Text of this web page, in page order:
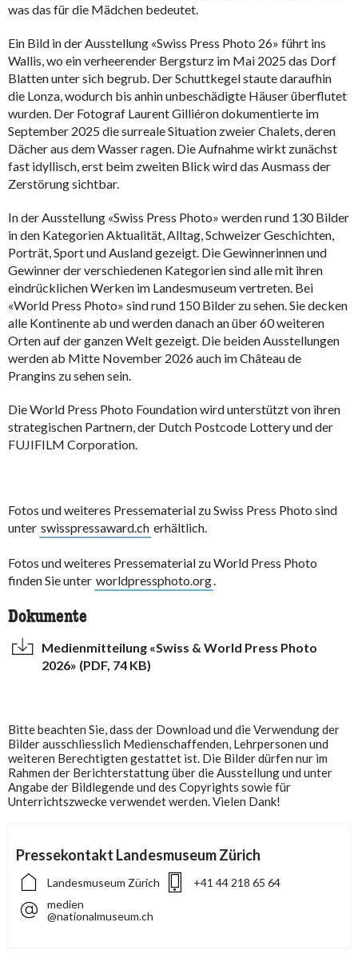
was das für die Mädchen bedeutet.
Ein Bild in der Ausstellung «Swiss Press Photo 26» führt ins
Wallis, wo ein verheerender Bergsturz im Mai 2025 das Dorf
Blatten unter sich begrub. Der Schuttkegel staute daraufhin
die Lonza, wodurch bis anhin unbeschädigte Häuser überflutet
wurden. Der Fotograf Laurent Gilliéron dokumentierte im
September 2025 die surreale Situation zweier Chalets, deren
Dächer aus dem Wasser ragen. Die Aufnahme wirkt zunächst
fast idyllisch, erst beim zweiten Blick wird das Ausmass der
Zerstörung sichtbar.
In der Ausstellung «Swiss Press Photo» werden rund 130 Bilder
in den Kategorien Aktualität, Alltag, Schweizer Geschichten,
Porträt, Sport und Ausland gezeigt. Die Gewinnerinnen und
Gewinner der verschiedenen Kategorien sind alle mit ihren
eindrücklichen Werken im Landesmuseum vertreten. Bei
«World Press Photo» sind rund 150 Bilder zu sehen. Sie decken
alle Kontinente ab und werden danach an über 60 weiteren
Orten auf der ganzen Welt gezeigt. Die beiden Ausstellungen
werden ab Mitte November 2026 auch im Château de
Prangins zu sehen sein.
Die World Press Photo Foundation wird unterstützt von ihren
strategischen Partnern, der Dutch Postcode Lottery und der
FUJIFILM Corporation.
Fotos und weiteres Pressematerial zu Swiss Press Photo sind
unter swisspressaward.ch erhältlich.
Fotos und weiteres Pressematerial zu World Press Photo
finden Sie unter worldpressphoto.org.
Dokumente
Medienmitteilung «Swiss & World Press Photo
2026» (PDF, 74 KB)
Bitte beachten Sie, dass der Download und die Verwendung der
Bilder ausschliesslich Medienschaffenden, Lehrpersonen und
weiteren Berechtigten gestattet ist. Die Bilder dürfen nur im
Rahmen der Berichterstattung über die Ausstellung und unter
Angabe der Bildlegende und des Copyrights sowie für
Unterrichtszwecke verwendet werden. Vielen Dank!
Pressekontakt Landesmuseum Zürich
Landesmuseum Zürich
+41 44 218 65 64
medien
@nationalmuseum.ch